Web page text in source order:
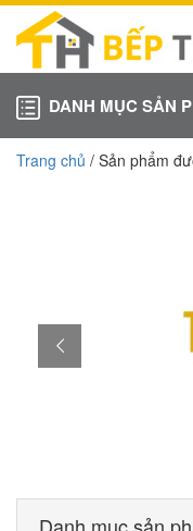
DANH MỤC SẢN
Trang chủ / Sản phẩm